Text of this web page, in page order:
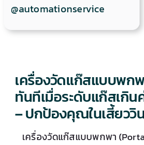
@automationservice
เครื่องวัดแก๊สแบบพกพ
ทันทีเมื่อระดับแก๊สเกิ
– ปกป้องคุณในเสี้ยววิ
เครื่องวัดแก๊สแบบพกพา